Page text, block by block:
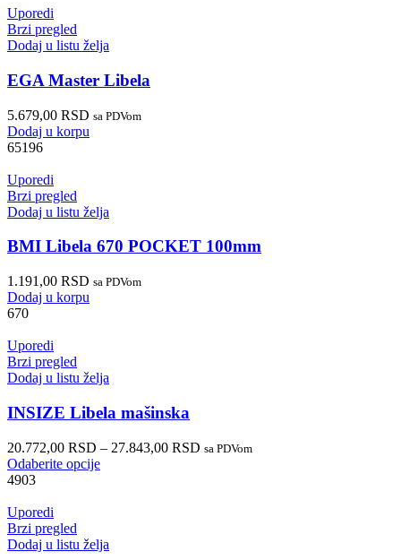
Uporedi
Brzi pregled
Dodaj u listu želja
EGA Master Libela
5.679,00 RSD sa PDVom
Dodaj u korpu
65196
Uporedi
Brzi pregled
Dodaj u listu želja
BMI Libela 670 POCKET 100mm
1.191,00 RSD sa PDVom
Dodaj u korpu
670
Uporedi
Brzi pregled
Dodaj u listu želja
INSIZE Libela mašinska
20.772,00 RSD – 27.843,00 RSD sa PDVom
Odaberite opcije
4903
Uporedi
Brzi pregled
Dodaj u listu želja